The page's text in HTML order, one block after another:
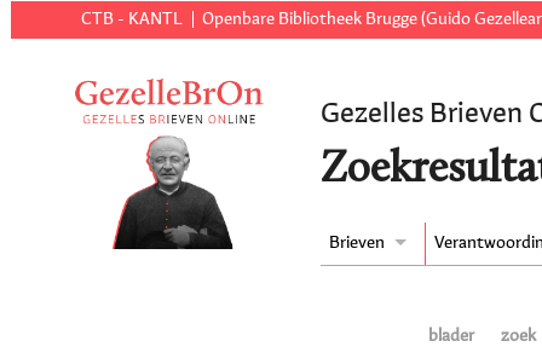
CTB - KANTL Openbare Bibliotheek Brugge (Guido
Gezelles Brieven
Brieven
blader zoek